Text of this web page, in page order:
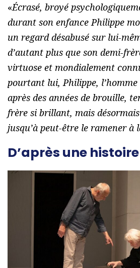
«Écrasé, broyé
durant son enfance Philippe
un regard désabusé sur lui-
d’autant plus que son demi-
virtuose et mondialement
pourtant lui, Philippe, l’homme
après des années de brouille,
frère si brillant, mais
jusqu’à peut-être le ramener à
D’après une